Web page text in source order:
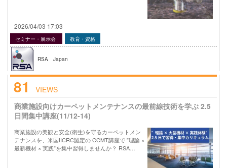
2026/04/03 17:03
セミナー・展示会 教育・資格
RSA Japan
81
VIEWS
商業施設向けカーペットメンテナンスの最前線技術を学ぶ 2.5
日間集中講座(11/12-14)
商業施設の美観と安全(衛生)を守るカーペットメン
テナンスを、米国IICRC認定の CCMT講座で ”理論 ×
最新機材 × 実践”を集中習得しませんか？ RSA…